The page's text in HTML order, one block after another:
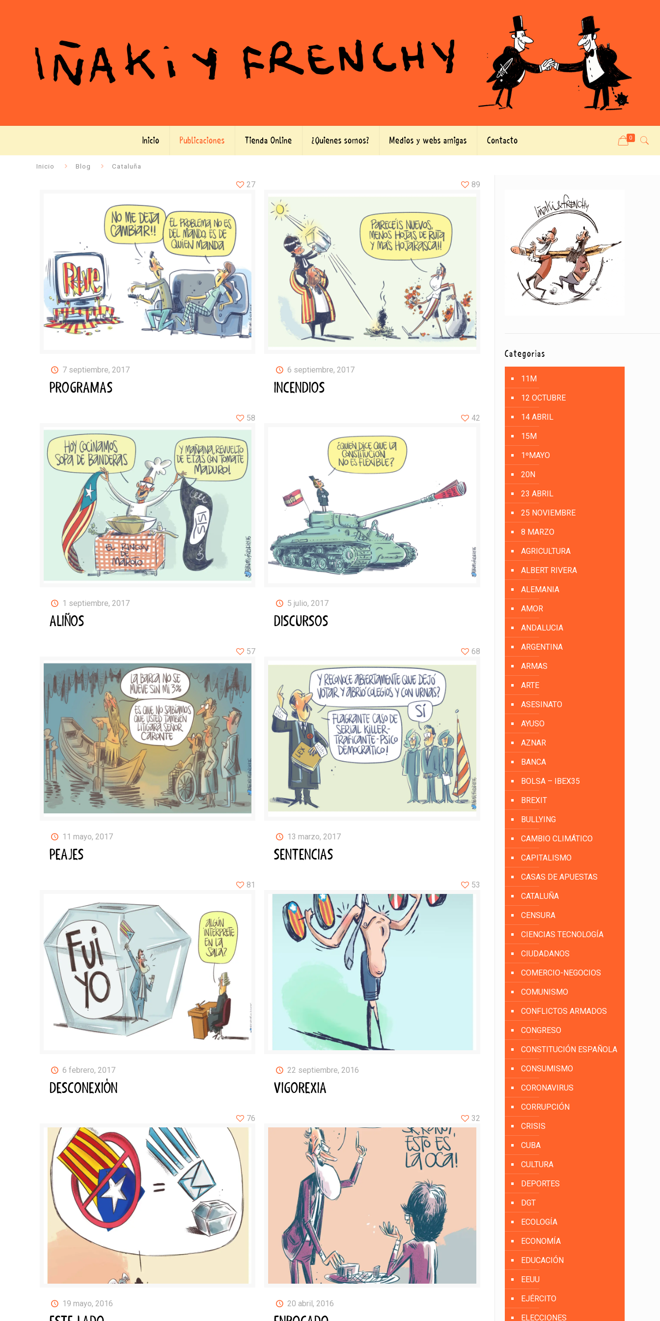
Inicio Publicaciones Tienda Online ¿Quienes somos? Medios y webs amigas Contacto 0
Inicio Blog Cataluña
7 septiembre, 2017
PROGRAMAS
27
6 septiembre, 2017
INCENDIOS
89
1 septiembre, 2017
ALIÑOS
58
5 julio, 2017
DISCURSOS
42
11 mayo, 2017
PEAJES
57
13 marzo, 2017
SENTENCIAS
68
6 febrero, 2017
DESCONEXIÓN
81
22 septiembre, 2016
VIGOREXIA
53
19 mayo, 2016
76
20 abril, 2016
32
Categorías
11M
12 OCTUBRE
14 ABRIL
15M
1ºMAYO
20N
23 ABRIL
25 NOVIEMBRE
8 MARZO
AGRICULTURA
ALBERT RIVERA
ALEMANIA
AMOR
ANDALUCIA
ARGENTINA
ARMAS
ARTE
ASESINATO
AYUSO
AZNAR
BANCA
BOLSA – IBEX35
BREXIT
BULLYING
CAMBIO CLIMÁTICO
CAPITALISMO
CASAS DE APUESTAS
CATALUÑA
CENSURA
CIENCIAS TECNOLOGÍA
CIUDADANOS
COMERCIO-NEGOCIOS
COMUNISMO
CONFLICTOS ARMADOS
CONGRESO
CONSTITUCIÓN ESPAÑOLA
CONSUMISMO
CORONAVIRUS
CORRUPCIÓN
CRISIS
CUBA
CULTURA
DEPORTES
DGT
ECOLOGÍA
ECONOMÍA
EDUCACIÓN
EEUU
EJÉRCITO
ELECCIONES